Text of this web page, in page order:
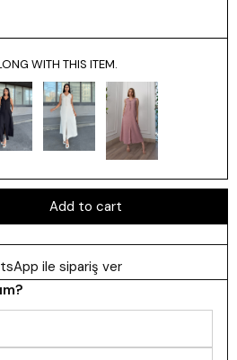
WITH THIS ITEM.
ile sipariş ver